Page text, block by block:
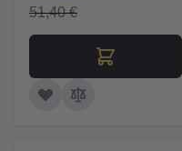
51,40 €